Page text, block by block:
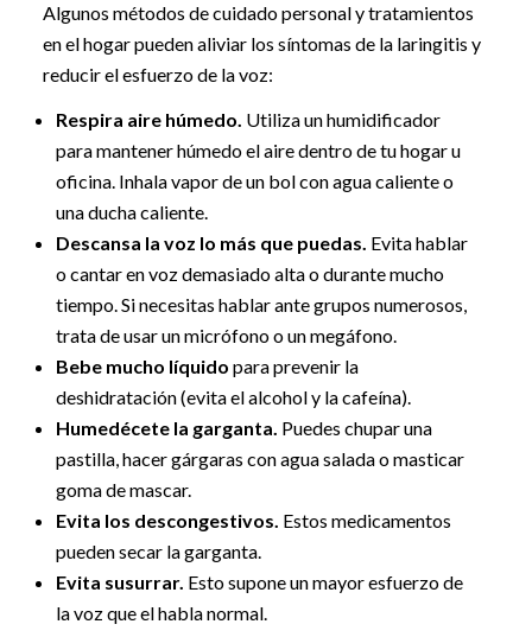
Algunos métodos de cuidado personal y tratamientos
en el hogar pueden aliviar los síntomas de la laringitis y
reducir el esfuerzo de la voz:
Respira aire húmedo. Utiliza un humidificador
para mantener húmedo el aire dentro de tu hogar u
oficina. Inhala vapor de un bol con agua caliente o
una ducha caliente.
Descansa la voz lo más que puedas. Evita hablar
o cantar en voz demasiado alta o durante mucho
tiempo. Si necesitas hablar ante grupos numerosos,
trata de usar un micrófono o un megáfono.
Bebe mucho líquido para prevenir la
deshidratación (evita el alcohol y la cafeína).
Humedécete la garganta. Puedes chupar una
pastilla, hacer gárgaras con agua salada o masticar
goma de mascar.
Evita los descongestivos. Estos medicamentos
pueden secar la garganta.
Evita susurrar. Esto supone un mayor esfuerzo de
la voz que el habla normal.